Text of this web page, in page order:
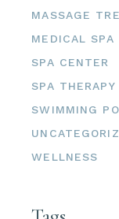
MASSAGE
MEDICAL SPA
SPA CENTER
SPA THERAPY
SWIMMING
WELLNESS